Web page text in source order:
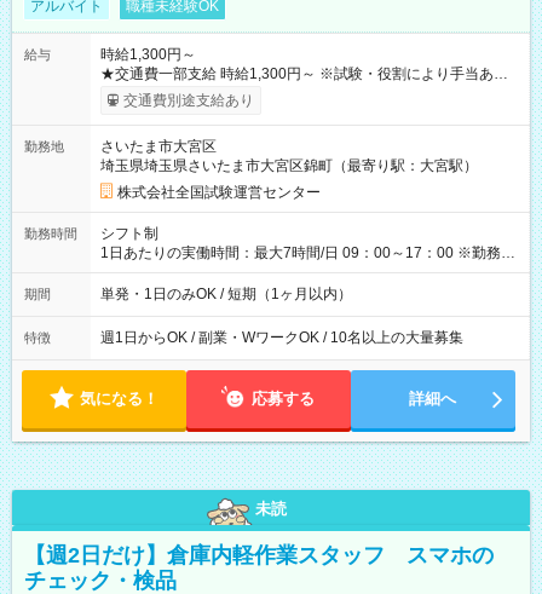
アルバイト 職種未経験OK
給与
時給1,300円～
★交通費一部支給 時給1,300円～ ※試験・役割により手当あり
※勤務回数により昇給あり 【即給（前払い）オプションあ
り！】 希望される場合、勤務から1週間ほどで給与の一部を受け
例】 ・河合塾模擬試験 8:30～17:30（休憩1時間） 時給1,300円
×8時間＝日収10,400円＋交通費 ※当日の役割により時給＋100
円の場合あり ・国家試験 7:00～13:30（休憩なし） 時給1,300
円（役割手当＋100円）×6時間＝日収8,400円＋交通費 【試用期
間】試用期間なし
交通費別途支給あり
勤務地
さいたま市大宮区
埼玉県埼玉県さいたま市大宮区錦町（最寄り駅：大宮駅）
株式会社全国試験運営センター
勤務時間
シフト制
1日あたりの実働時間：最大7時間/日 09：00～17：00 ※勤務時
間は 試験により異なります。
期間 単発・1日のみOK / 短期（1ヶ月以内）
特徴 週1日からOK / 副業・WワークOK / 10名以上の大量募集
気になる！ 応募する 詳細へ
未読
【週2日だけ】倉庫内軽作業スタッフ スマホの
チェック・検品